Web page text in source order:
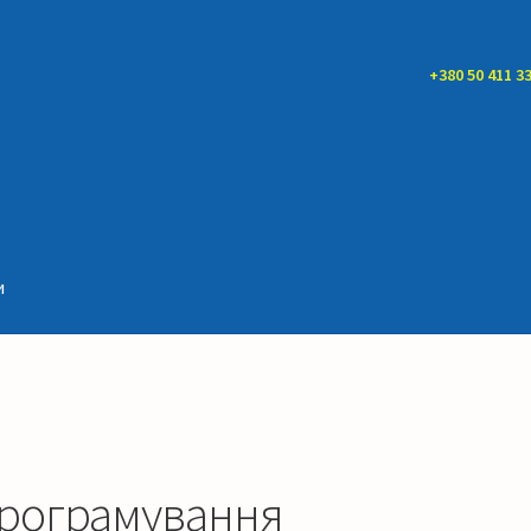
+380 50 411